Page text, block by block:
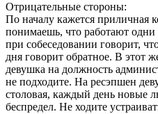
Отрицательные стороны:
По началу кажется приличная
понимаешь, что работают
при собеседовании говорит,
дня говорит обратное. В этот
девушка на должность
не подходите. На ресэпшен
столовая, каждый день новые
беспредел. Не ходите